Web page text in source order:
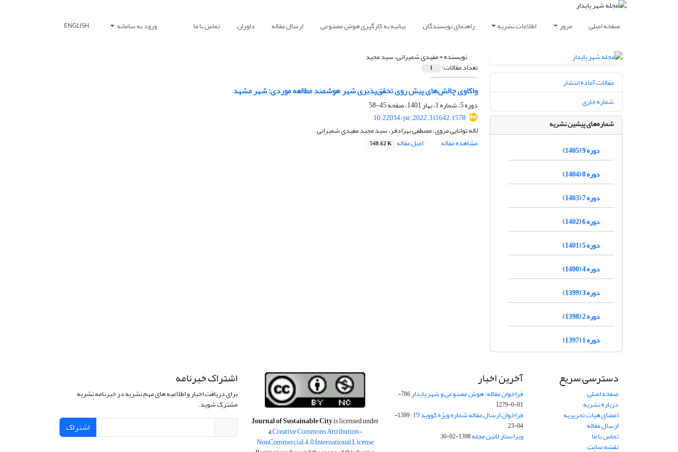
صفحه اصلی مرور اطلاعات نشریه راهنمای نویسندگان بیانیه به کارگیری هوش مصنوعی ارسال مقاله داوران تماس با ما ورود به سامانه ENGLISH
نویسنده =مفیدی شمیرانی، سید مجید
تعداد مقالات: 1
واکاوی چالش‌های پیش روی تحقق‌پذیری شهر هوشمند مطالعه موردی: شهر مشهد
دوره 5، شماره 1، بهار 1401، صفحه
45-58
10.22034/jsc.2022.311642.1578
لاله توانایی مروی، مصطفی بهزادفر، سید مجید مفیدی شمیرانی
مشاهده مقاله
اصل مقاله 548.62 K
مقالات آماده انتشار
شماره جاری
شماره‌های پیشین نشریه
دوره 9 (1405)
دوره 8 (1404)
دوره 7 (1403)
دوره 6 (1402)
دوره 5 (1401)
دوره 4 (1400)
دوره 3 (1399)
دوره 2 (1398)
دوره 1 (1397)
دسترسی سریع
صفحه اصلی
درباره نشریه
اعضای هیات تحریریه
ارسال مقاله
تماس با ما
نقشه سایت
آخرین اخبار
فراخوان مقاله: هوش مصنوعی و شهر پایدار
786-
01-0-1279
فراخوان ارسال مقاله شماره ویژه کووید 19:
1399-
04-23
ویراستار لاتین مجله1398-02-30
Journal of Sustainable Cityis licensed under
aCreative Commons Attribution-
NonCommercial 4.0 International License
اشتراک خبرنامه
برای دریافت اخبار و اطلاعیه های مهم نشریه در خبرنامه نشریه
مشترک شوید.
اشتراک